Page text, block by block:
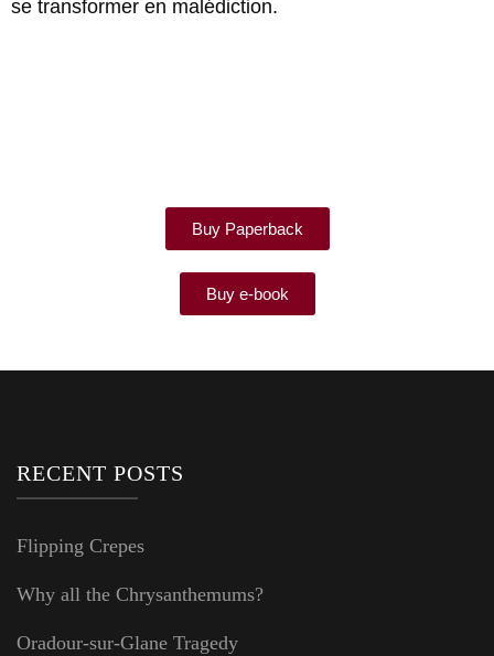
se transformer en malédiction.
Buy Paperback
Buy e-book
RECENT POSTS
Flipping Crepes
Why all the Chrysanthemums?
Oradour-sur-Glane Tragedy